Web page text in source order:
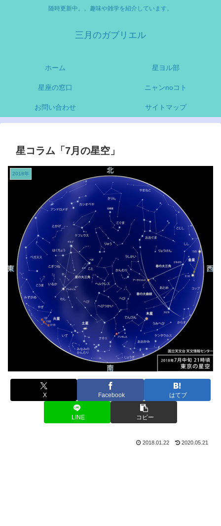
随時更新中。。趣味や雑学を紹介しています。
三月のガブリエル
ホーム 星ヨル部
星座の窓口 ニャンnoコト
お問い合わせ サイトマップ
星コラム「7月の星空」
2018年
X Facebook はてブ
LINE コピー
2018.01.22 2020.05.21